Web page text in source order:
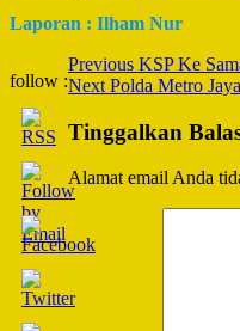
Laporan : Ilham Nur
follow :
Post
Navigation
Previous KSP Ke
Next Polda Metro
Tinggalkan
Alamat email Anda